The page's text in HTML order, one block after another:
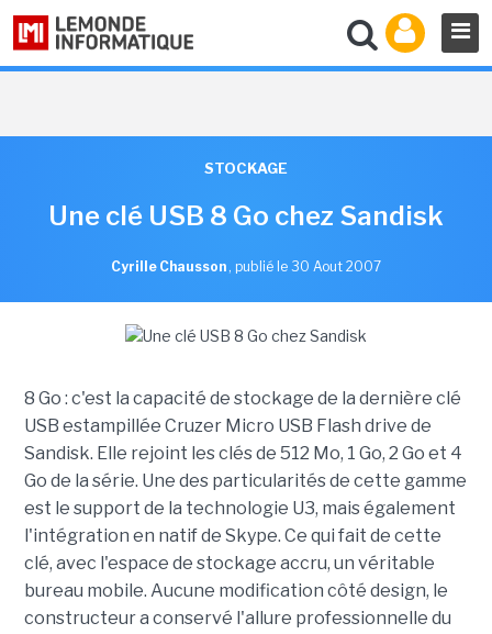
STOCKAGE
Une clé USB 8 Go chez Sandisk
Cyrille Chausson , publié le 30 Aout 2007
8 Go : c'est la capacité de stockage de la dernière clé
USB estampillée Cruzer Micro USB Flash drive de
Sandisk. Elle rejoint les clés de 512 Mo, 1 Go, 2 Go et 4
Go de la série. Une des particularités de cette gamme
est le support de la technologie U3, mais également
l'intégration en natif de Skype. Ce qui fait de cette
clé, avec l'espace de stockage accru, un véritable
bureau mobile. Aucune modification côté design, le
constructeur a conservé l'allure professionnelle du